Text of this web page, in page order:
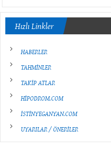
Hızlı Linkler
HABERLER
TAHMİNLER
TAKİP ATLAR
HİPODROM.COM
İSTİNYEGANYAN.COM
UYARILAR / ÖNERİLER